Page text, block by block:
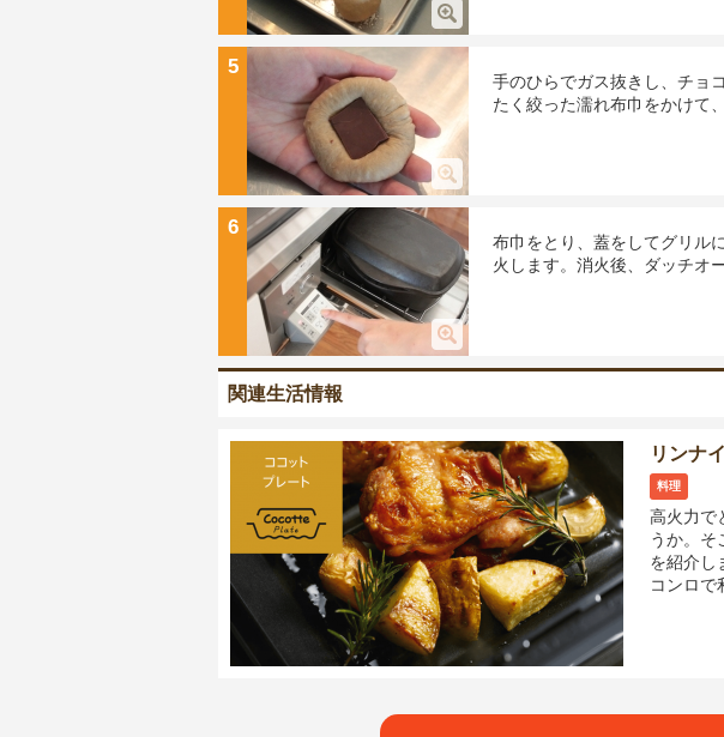
5
手のひらでガス抜きし、チョ
たく絞った濡れ布巾をかけて
6
布巾をとり、蓋をしてグリル
火します。消火後、ダッチオ
関連生活情報
リンナ
料理
高火力で
うか。そ
を紹介し
コンロで